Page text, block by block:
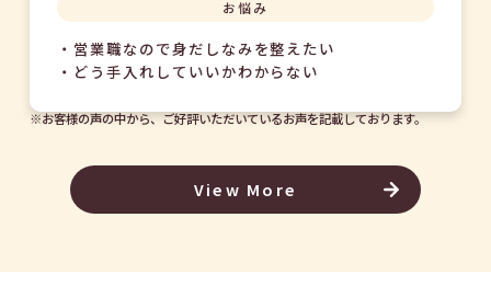
お悩み
・営業職なので身だしなみを整えたい
・どう手入れしていいかわからない
※お客様の声の中から、ご好評いただいているお声を記載しております。
View More